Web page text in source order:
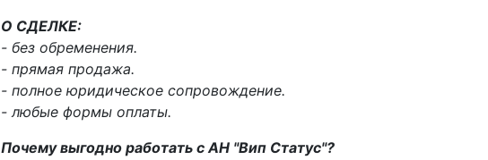
О СДЕЛКЕ:
- без обременения.
- прямая продажа.
- полное юридическое сопровождение.
- любые формы оплаты.
Почему выгодно работать с АН "Вип Статус"?